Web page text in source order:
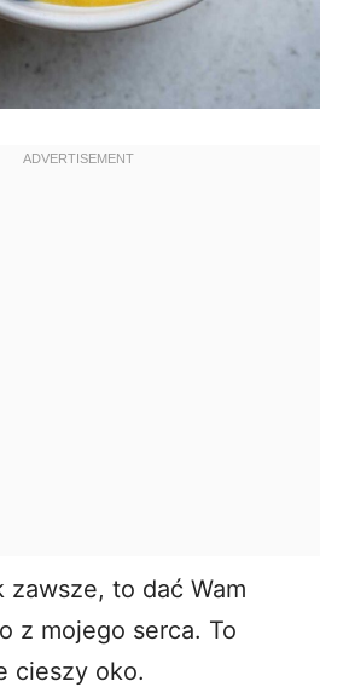
zawsze, to dać Wam
z mojego serca. To
cieszy oko.